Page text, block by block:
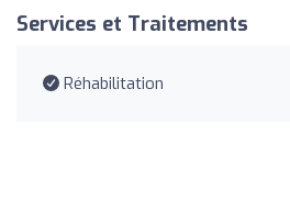
Services et Traitements
Réhabilitation